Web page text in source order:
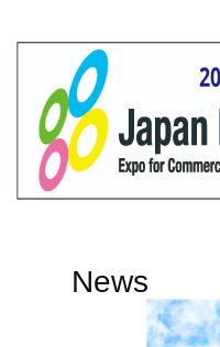
News